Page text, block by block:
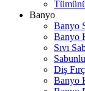
Banyo
Banyo
Banyo
Sıvı
Diş
Banyo